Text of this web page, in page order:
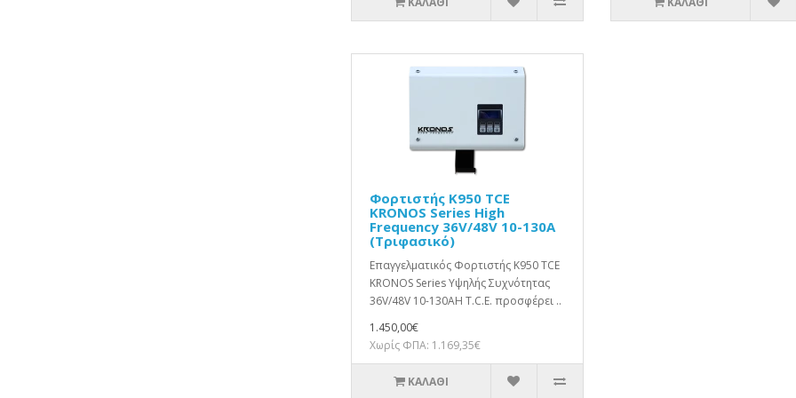
Φορτιστής K950 TCE
KRONOS Series High
Frequency 36V/48V 10-130A
(Τριφασικό)
Επαγγελματικός Φορτιστής K950 TCE
KRONOS Series Υψηλής Συχνότητας
36V/48V 10-130AΗ T.C.E. προσφέρει ..
1.450,00€
Χωρίς ΦΠΑ: 1.169,35€
ΚΑΛΆΘΙ